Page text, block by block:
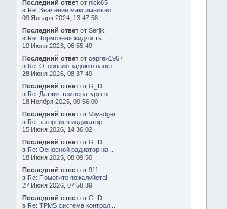
Последний ответ отnick65
в Re: Значение максимально...
09 Января 2024, 13:47:58
Последний ответ отSerjik
в Re: Тормозная жидкость. ...
10 Июня 2023, 06:55:49
Последний ответ отсергей1967
в Re: Оторвало заднюю цапф...
28 Июня 2026, 08:37:49
Последний ответ отG_D
в Re: Датчик температуры н...
18 Ноября 2025, 09:56:00
Последний ответ отVoyadger
в Re: загорелся индикатор ...
15 Июня 2026, 14:36:02
Последний ответ отG_D
в Re: Основной радиатор на...
18 Июня 2025, 08:09:50
Последний ответ от911
в Re: Помогите пожалуйста!
27 Июня 2026, 07:58:39
Последний ответ отG_D
в Re: TPMS система контрол...